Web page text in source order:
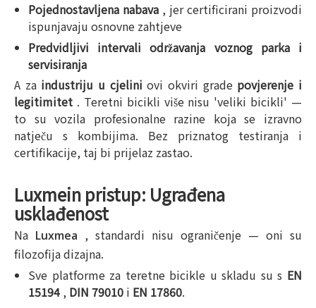
Pojednostavljena nabava , jer certificirani proizvodi
ispunjavaju osnovne zahtjeve
Predvidljivi intervali održavanja voznog parka i
servisiranja
A za industriju u cjeliniovi okviri grade povjerenje i
legitimitet . Teretni bicikli više nisu 'veliki bicikli' —
to su vozila profesionalne razine koja se izravno
natječu s kombijima. Bez priznatog testiranja i
certifikacije, taj bi prijelaz zastao.
Luxmein pristup: Ugrađena
usklađenost
Na Luxmea , standardi nisu ograničenje — oni su
filozofija dizajna.
Sve platforme za teretne bicikle u skladu su s EN
15194 , DIN 79010 i EN 17860.